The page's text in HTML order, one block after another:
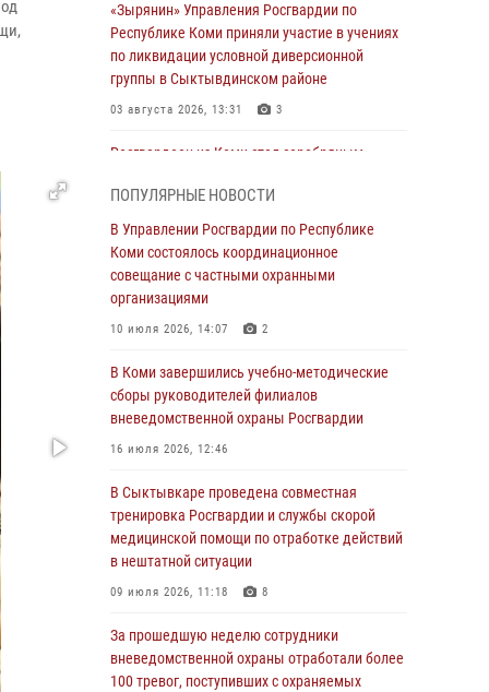
«Зырянин» Управления Росгвардии по
Республике Коми приняли участие в учениях
по ликвидации условной диверсионной
группы в Сыктывдинском районе
03 августа 2026, 13:31 3
Росгвардеец из Коми стал серебряным
Чемпионате Северо-Западного округа
Росгвардии по спортивному самбо
03 августа 2026, 12:07 5
В Коми росгвардейцы информируют граждан
об изменениях в законодательстве в сфере
оружие за нарушения
02 августа 2026, 06:17
сдачи оружия
31 июля 2026, 10:55
Временно исполняющий обязанности
начальника Управления Росгвардии по
«Орленок»
31 июля 2026, 06:57 8
ПОПУЛЯРНЫЕ НОВОСТИ
В Управлении Росгвардии по Республике
Коми состоялось координационное
совещание с частными охранными
организациями
10 июля 2026, 14:07 2
В Коми завершились учебно-методические
сборы руководителей филиалов
вневедомственной охраны Росгвардии
16 июля 2026, 12:46
В Сыктывкаре проведена совместная
тренировка Росгвардии и службы скорой
медицинской помощи по отработке действий
в нештатной ситуации
09 июля 2026, 11:18 8
За прошедшую неделю сотрудники
вневедомственной охраны отработали более
100 тревог, поступивших с охраняемых